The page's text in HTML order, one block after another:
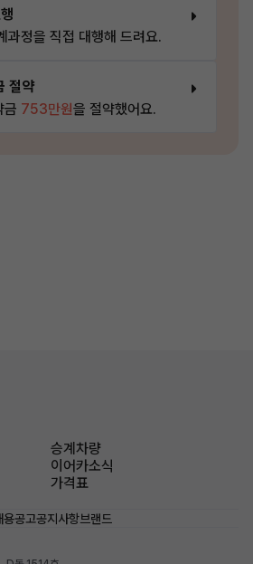
과정을 직접 대행해 드려요.
절약
금 753만원을 절약했어요.
승계차량
이어카소식
가격표
용공고공지사항브랜드